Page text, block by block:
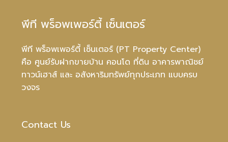
พีที พร็อพเพอร์ตี้ เซ็นเตอร์
พีที พร็อพเพอร์ตี้ เซ็นเตอร์ (PT Property Center)
คือ ศูนย์รับฝากขายบ้าน คอนโด ที่ดิน อาคารพาณิชย์
ทาวน์เฮาส์ และ อสังหาริมทรัพย์ทุกประเภท แบบครบ
วงจร
Contact Us